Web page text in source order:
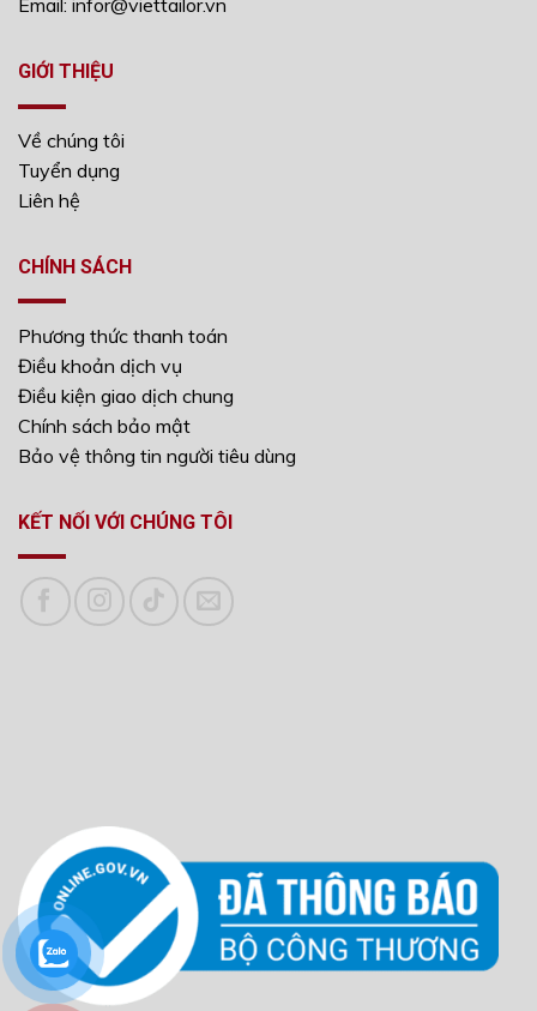
Email: infor@viettailor.vn
GIỚI THIỆU
Về chúng tôi
Tuyển dụng
Liên hệ
CHÍNH SÁCH
Phương thức thanh toán
Điều khoản dịch vụ
Điều kiện giao dịch chung
Chính sách bảo mật
Bảo vệ thông tin người tiêu dùng
KẾT NỐI VỚI CHÚNG TÔI